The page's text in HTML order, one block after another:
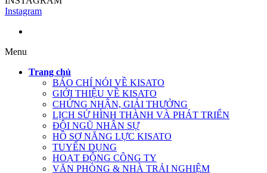
Instagram
Menu
Trang chủ
BÁO CHÍ NÓI VỀ KISATO
GIỚI THIỆU VỀ KISATO
CHỨNG NHẬN, GIẢI THƯỞNG
LỊCH SỬ HÌNH THÀNH VÀ PHÁT TRIỂN
ĐỘI NGŨ NHÂN SỰ
HỒ SƠ NĂNG LỰC KISATO
TUYỂN DỤNG
HOẠT ĐỘNG CÔNG TY
VĂN PHÒNG & NHÀ TRẢI NGHIỆM